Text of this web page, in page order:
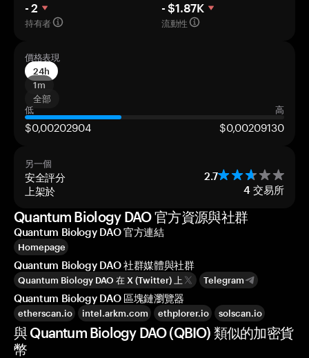
- 2
持有者
- $1.87K
流動性
價格表現
24h
1m
全部
低
高
$0,00202904 $0,00209130
另一個
安全評分 2.7
上架於 4 交易所
Quantum Biology DAO 官方資源與社群
Quantum Biology DAO 官方連結
Homepage
Quantum Biology DAO 社群媒體與社群
Quantum Biology DAO 在 X (Twitter) 上 Telegram
Quantum Biology DAO 區塊鏈瀏覽器
etherscan.io intel.arkm.com ethplorer.io solscan.io
與 Quantum Biology DAO (QBIO) 類似的加密貨
幣